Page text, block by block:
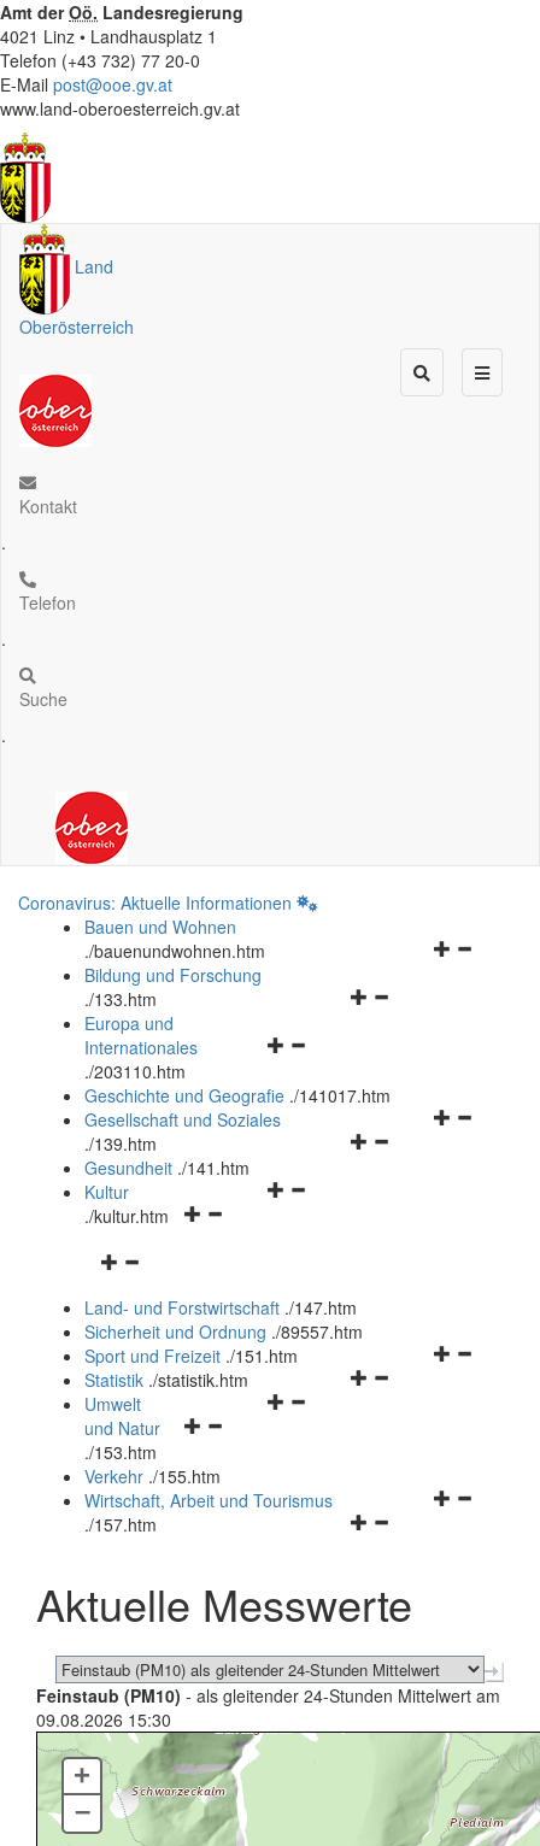
Amt derOö. Landesregierung
4021 Linz • Landhausplatz 1
Telefon (+43 732) 77 20-0
E-Mail post@ooe.gv.at
www.land-oberoesterreich.gv.at
Land
Oberösterreich
Kontakt
.
Telefon
.
Suche
.
Coronavirus: Aktuelle Informationen
Bauen und Wohnen
./bauenundwohnen.htm
Navigationsmenü
Bildung und Forschung
./133.htm
Navigationsmenü
und
schließen
Europa und
Internationales
./203110.htm
Geschichte und Geografie ./141017.htm
Navigationsmenü
Gesellschaft und Soziales
./139.htm
Navigationsmenü
Gesundheit ./141.htm
Navigationsmenü
Kultur
./kultur.htm
Navigationsmenü
und
schließen
Land- und Forstwirtschaft ./147.htm
Sicherheit und Ordnung ./89557.htm
Navigationsmenü
Sport und Freizeit ./151.htm
Navigationsmenü
Statistik ./statistik.htm
Navigationsmenü
und
schließen
Umwelt
und Natur
./153.htm
Verkehr ./155.htm
Navigationsmenü
schließen
Wirtschaft, Arbeit und Tourismus
./157.htm
Aktuelle Messwerte
Feinstaub (PM10) - als gleitender 24-Stunden Mittelwert am
09.08.2026 15:30
+
–